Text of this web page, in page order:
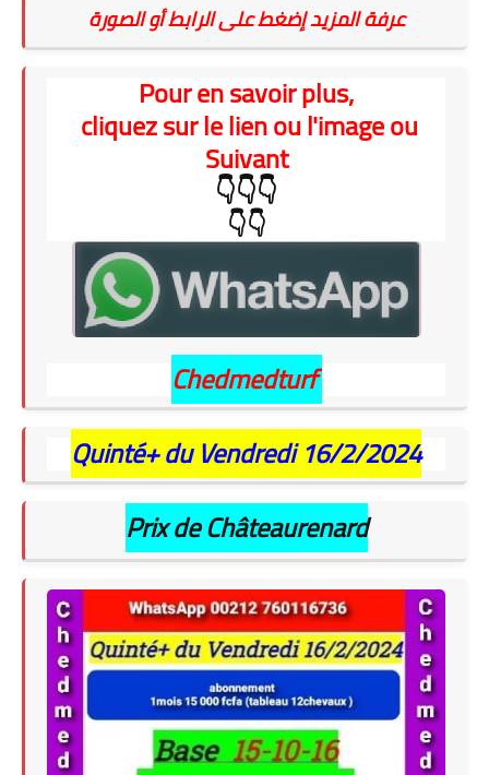
عرفة المزيد إضغط على الرابط أو الصورة
Pour en savoir plus,
cliquez sur le lien ou l'image ou
Suivant
👇👇👇
👇👇
Chedmedturf
Quinté+ du Vendredi 16/2/2024
Prix de Châteaurenard